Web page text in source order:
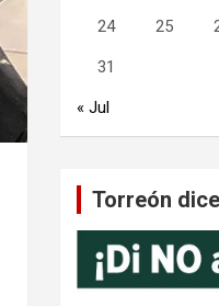
24 25
31
« Jul
Torreón